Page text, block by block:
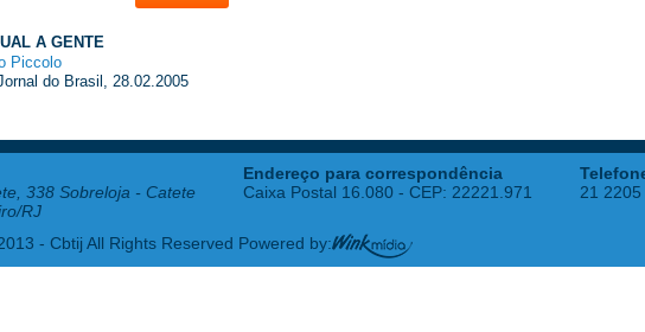
A GENTE
Piccolo
do Brasil, 28.02.2005
338 Sobreloja - Catete
RJ
Endereço para correspondência
Caixa Postal 16.080 - CEP: 22221.971
21 2205
- Cbtij All Rights Reserved Powered by: